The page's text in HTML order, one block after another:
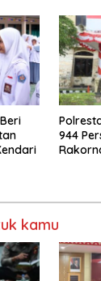
944
kamu